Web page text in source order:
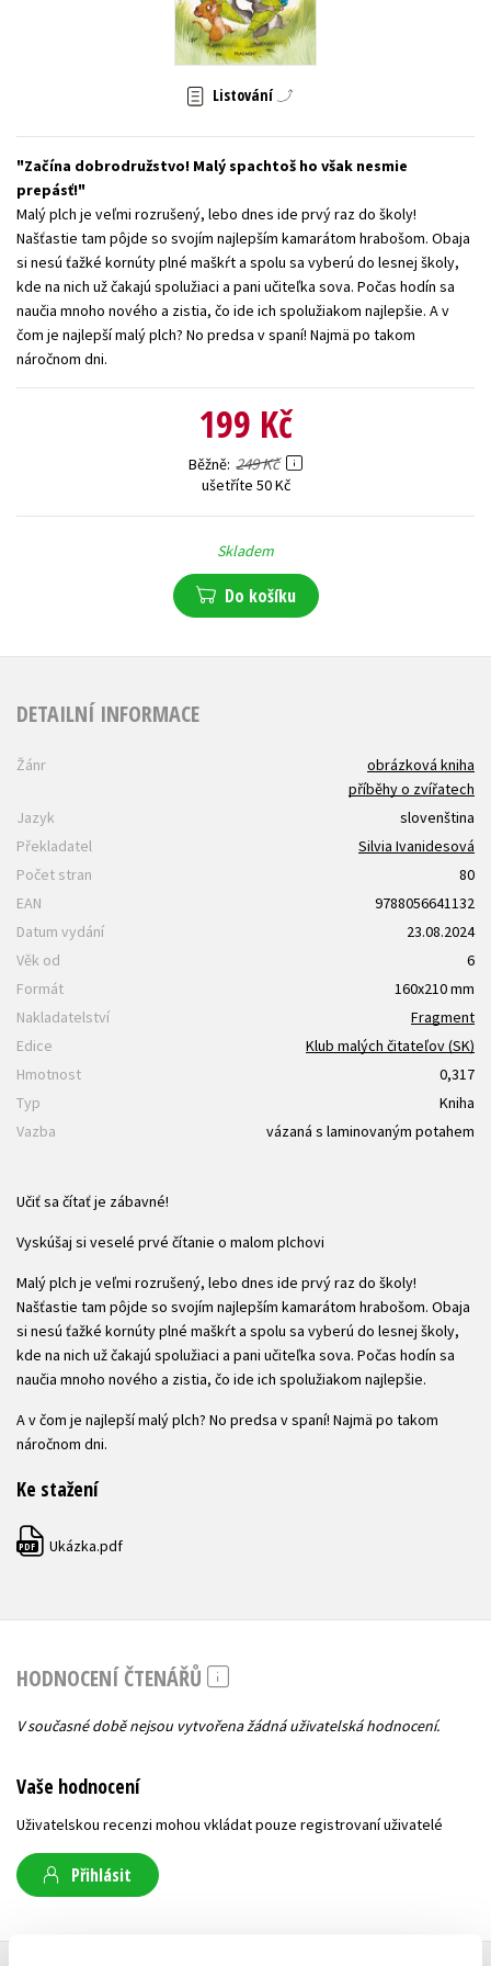
Zahraniční literatura
Listování
Začína dobrodružstvo! Malý spachtoš ho však nesmie
prepásť!
Malý plch je veľmi rozrušený, lebo dnes ide prvý raz do školy!
Našťastie tam pôjde so svojím najlepším kamarátom hrabošom. Obaja
si nesú ťažké kornúty plné maškŕt a spolu sa vyberú do lesnej školy,
kde na nich už čakajú spolužiaci a pani učiteľka sova. Počas hodín sa
naučia mnoho nového a zistia, čo ide ich spolužiakom najlepšie. A v
čom je najlepší malý plch? No predsa v spaní! Najmä po takom
náročnom dni.
199 Kč
Běžně 249 Kč
ušetříte 50 Kč
Skladem
Do košíku
DETAILNÍ INFORMACE
Žánr
obrázková kniha
příběhy o zvířatech
Jazyk
slovenština
Překladatel
Silvia Ivanidesová
Počet stran
80
EAN
9788056641132
Datum vydání
23.08.2024
Věk od
6
Formát
160x210 mm
Nakladatelství
Fragment
Edice
Klub malých čitateľov (SK)
Hmotnost
0,317
Typ
Kniha
Vazba
vázaná s laminovaným potahem
Učiť sa čítať je zábavné!
Vyskúšaj si veselé prvé čítanie o malom plchovi
Malý plch je veľmi rozrušený, lebo dnes ide prvý raz do školy!
Našťastie tam pôjde so svojím najlepším kamarátom hrabošom. Obaja
si nesú ťažké kornúty plné maškŕt a spolu sa vyberú do lesnej školy,
kde na nich už čakajú spolužiaci a pani učiteľka sova. Počas hodín sa
naučia mnoho nového a zistia, čo ide ich spolužiakom najlepšie.
A v čom je najlepší malý plch? No predsa v spaní! Najmä po takom
náročnom dni.
Ke stažení
PDF Ukázka.pdf
HODNOCENÍ ČTENÁŘŮ
V současné době nejsou vytvořena žádná uživatelská hodnocení.
Vaše hodnocení
Uživatelskou recenzi mohou vkládat pouze registrovaní uživatelé
Přihlásit